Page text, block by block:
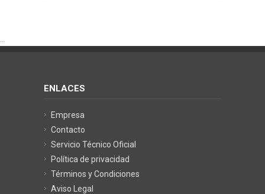
ENLACES
Empresa
Contacto
Servicio Técnico Oficial
Política de privacidad
Términos y Condiciones
Aviso Legal